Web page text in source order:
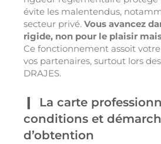
évite les malentendus,
secteur privé. Vous avancez
rigide, non pour le plaisir
Ce fonctionnement assoit
vos partenaires, surtout lors
DRAJES.
La carte
conditions et
d’obtention